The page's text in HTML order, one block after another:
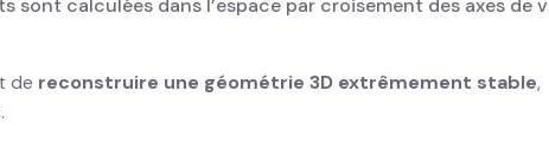
sont calculées dans l’espace par croisement des axes de
de reconstruire une géométrie 3D extrêmement stable,